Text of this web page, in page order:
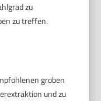
zu
zu treffen.
groben
und zu